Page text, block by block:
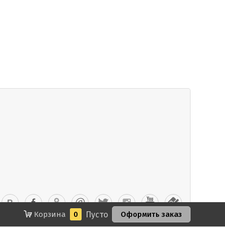
Корзина 0 Пусто Оформить заказ